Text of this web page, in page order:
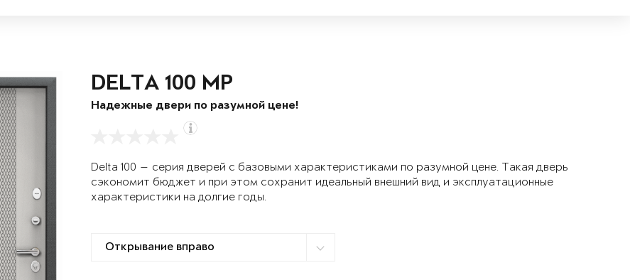
DELTA 100 MP
Надежные двери по разумной цене!
Delta 100 — серия дверей с базовыми характеристиками по разумной цене. Такая дверь
сэкономит бюджет и при этом сохранит идеальный внешний вид и эксплуатационные
характеристики на долгие годы.